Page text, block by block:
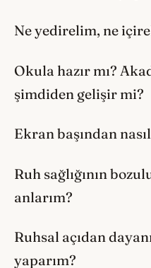
Ne yedirelim, ne
Okula hazır mı?
şimdiden gelişir mi?
Ekran başından
Ruh sağlığının
anlarım?
Ruhsal açıdan
yaparım?